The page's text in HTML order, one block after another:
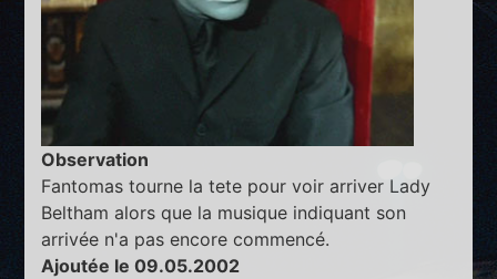
Observation
Fantomas tourne la tete pour voir arriver Lady
Beltham alors que la musique indiquant son
arrivée n'a pas encore commencé.
Ajoutée le 09.05.2002